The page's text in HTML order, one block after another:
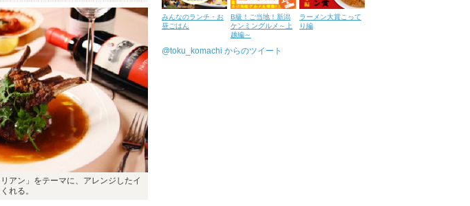
アン」をテーマに、アレンジしたイ
れる。
みんなのランチ・お
昼ごはん
B級！ご当地！新潟
ケンミングルメ～上
越編～
ラーメン大賞こって
り編
@toku_komachi からのツイート